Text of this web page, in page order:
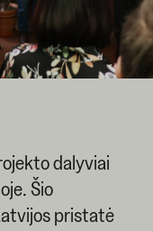
dalyviai
Šio
pristatė